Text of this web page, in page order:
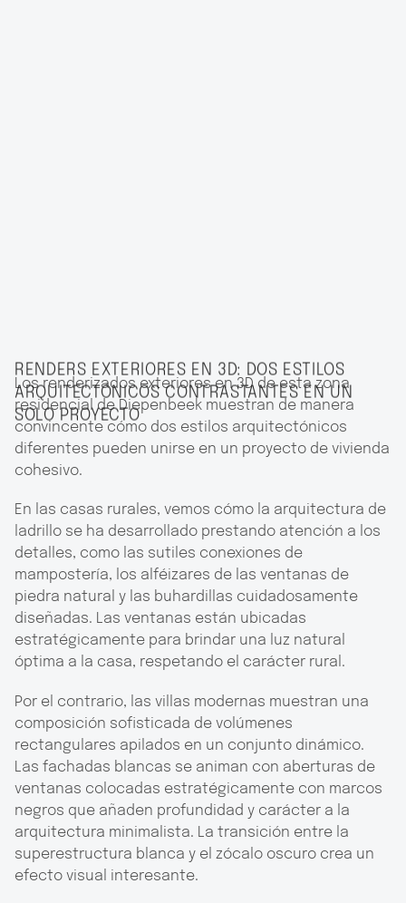
RENDERS EXTERIORES EN 3D: DOS ESTILOS
ARQUITECTÓNICOS CONTRASTANTES EN UN
SOLO PROYECTO
Los renderizados exteriores en 3D de esta zona
residencial de Diepenbeek muestran de manera
convincente cómo dos estilos arquitectónicos
diferentes pueden unirse en un proyecto de vivienda
cohesivo.
En las casas rurales, vemos cómo la arquitectura de
ladrillo se ha desarrollado prestando atención a los
detalles, como las sutiles conexiones de
mampostería, los alféizares de las ventanas de
piedra natural y las buhardillas cuidadosamente
diseñadas. Las ventanas están ubicadas
estratégicamente para brindar una luz natural
óptima a la casa, respetando el carácter rural.
Por el contrario, las villas modernas muestran una
composición sofisticada de volúmenes
rectangulares apilados en un conjunto dinámico.
Las fachadas blancas se animan con aberturas de
ventanas colocadas estratégicamente con marcos
negros que añaden profundidad y carácter a la
arquitectura minimalista. La transición entre la
superestructura blanca y el zócalo oscuro crea un
efecto visual interesante.